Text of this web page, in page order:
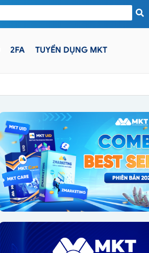
2FA TUYỂN DỤNG MKT